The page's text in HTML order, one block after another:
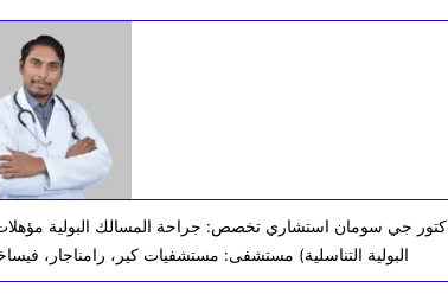
البولية التناسلية) مستشفى: مستشفيات كير، رامناجار،